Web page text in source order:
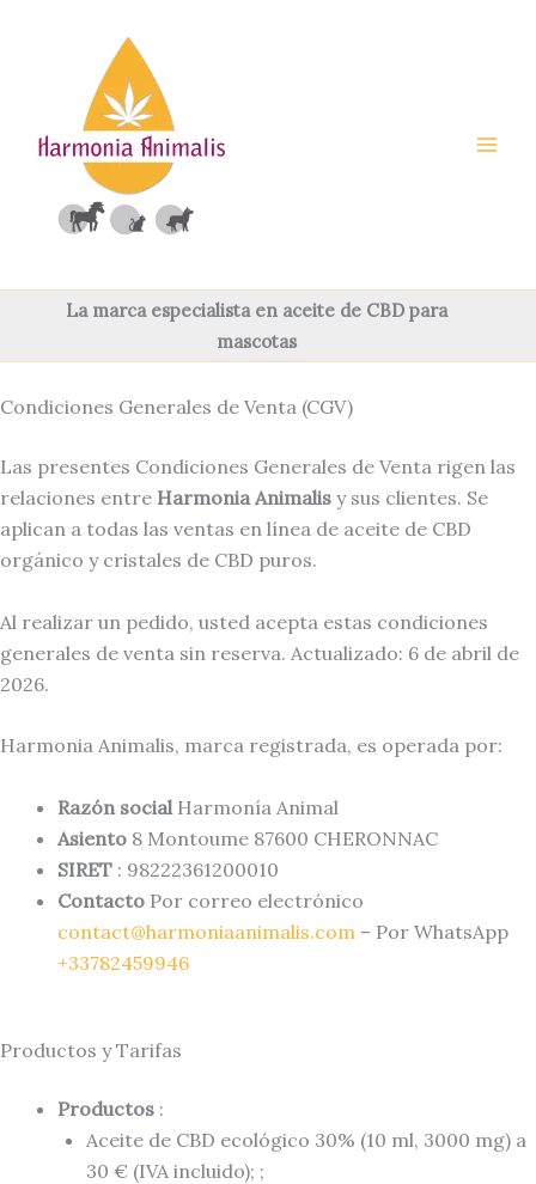
La marca especialista en aceite de CBD para
mascotas
Condiciones Generales de Venta (CGV)
Las presentes Condiciones Generales de Venta rigen las
relaciones entre Harmonia Animalis y sus clientes. Se
aplican a todas las ventas en línea de aceite de CBD
orgánico y cristales de CBD puros.
Al realizar un pedido, usted acepta estas condiciones
generales de venta sin reserva. Actualizado: 6 de abril de
2026.
Harmonia Animalis, marca registrada, es operada por:
Razón social Harmonía Animal
Asiento 8 Montoume 87600 CHERONNAC
SIRET : 98222361200010
Contacto Por correo electrónico
contact@harmoniaanimalis.com – Por WhatsApp
+33782459946
Productos y Tarifas
Productos :
Aceite de CBD ecológico 30% (10 ml, 3000 mg) a
30 € (IVA incluido); ;